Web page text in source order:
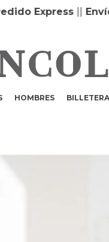
||Envíos en
HOMBRES